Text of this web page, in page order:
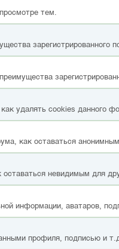
тем.
зарегистрированного
удалять cookies данного
как оставаться
невидимым для
информации, аватаров,
профиля, подписью и